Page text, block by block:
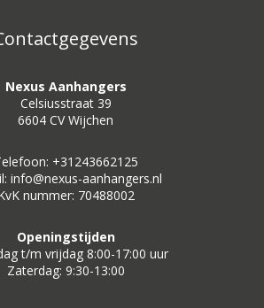
Nexus Aanhangers
Celsiusstraat 39
6604 CV Wijchen
+31243662125
info@nexus-aanhangers.nl
nummer: 70488002
Openingstijden
t/m vrijdag 8:00-17:00 uur
Zaterdag: 9:30-13:00